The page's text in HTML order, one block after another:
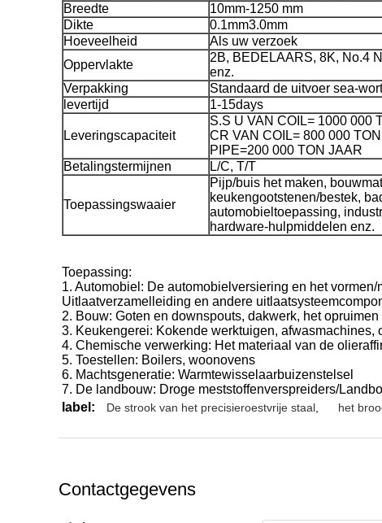
Breedte
10mm-1250 mm
Dikte
0.1mm3.0mm
Hoeveelheid
Als uw verzoek
Oppervlakte
2B, BEDELAARS, 8K, No.4
enz.
Verpakking
Standaard de uitvoer sea-
levertijd
1-15days
Leveringscapaciteit
S.S U VAN COIL= 1000 000
CR VAN COIL= 800 000
PIPE=200 000 TON JAAR
Betalingstermijnen
L/C, T/T
Toepassingswaaier
Pijp/buis het maken,
keukengootstenen/bestek,
automobieltoepassing,
hardware-hulpmiddelen enz.
Toepassing:
1. Automobiel: De automobielversiering en het
Uitlaatverzamelleiding en andere
2. Bouw: Goten en downspouts, dakwerk, het opruimen
3. Keukengerei: Kokende werktuigen,
4. Chemische verwerking: Het materiaal van de
5. Toestellen: Boilers, woonovens
6. Machtsgeneratie: Warmtewisselaarbuizenstelsel
7. De landbouw: Droge meststoffenverspreiders/
label:
De strook van het precisieroestvrije staal het
Contactgegevens